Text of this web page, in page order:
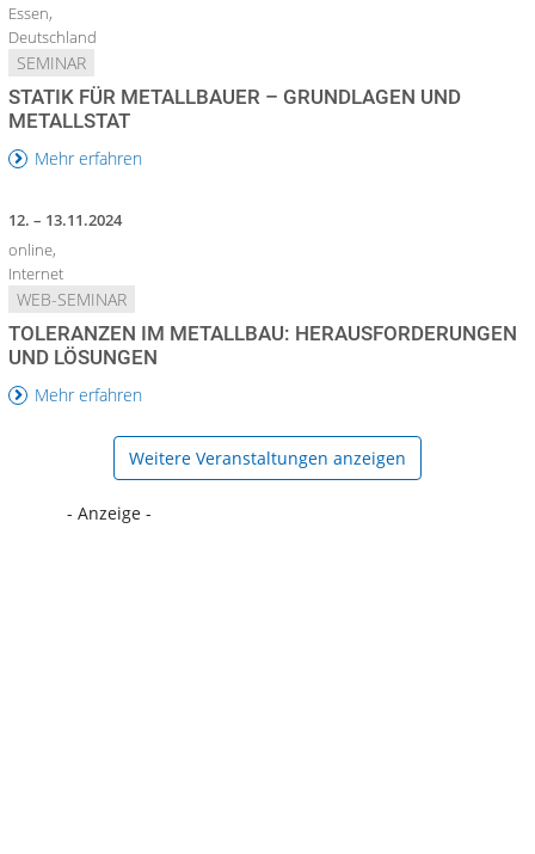
Essen,
Deutschland
SEMINAR
STATIK FÜR METALLBAUER – GRUNDLAGEN UND
METALLSTAT
Mehr erfahren
12. – 13.11.2024
online,
Internet
WEB-SEMINAR
TOLERANZEN IM METALLBAU: HERAUSFORDERUNGEN
UND LÖSUNGEN
Mehr erfahren
Weitere Veranstaltungen anzeigen
- Anzeige -